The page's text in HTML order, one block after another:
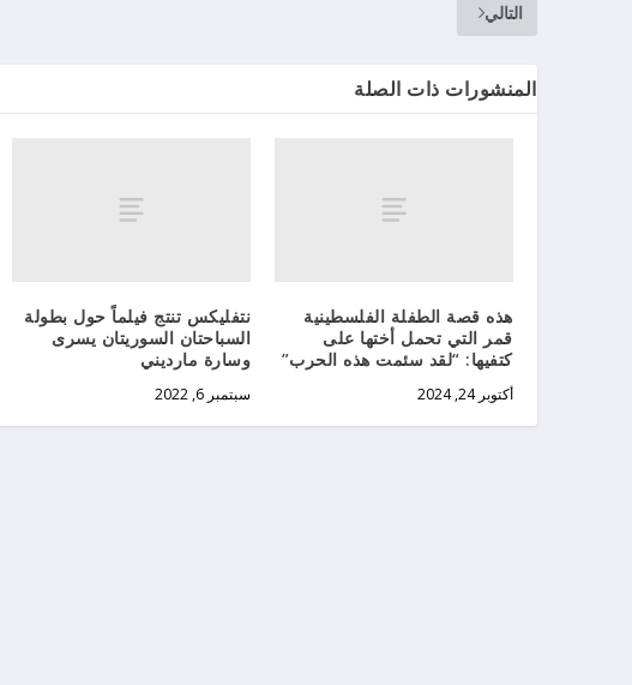
التالي
المنشورات ذات الصلة
هذه قصة الطفلة الفلسطينية
قمر التي تحمل أختها على
كتفيها: “لقد سئمت هذه الحرب”
أكتوبر 24, 2024
نتفليكس تنتج فيلماً حول بطولة
السباحتان السوريتان يسرى
وسارة مارديني
سبتمبر 6, 2022